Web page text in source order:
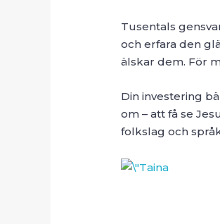
Tusentals
och erfara den
älskar dem. För
Din investering
om – att få se
folkslag och